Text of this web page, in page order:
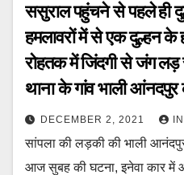
ससुराल पहुंचने से पहले ही
हमलावरों में से एक दुल्हन के
रोहतक में जिंदगी से जंग लड़
थाना के गांव भाली आंनदपुर
DECEMBER 2, 2021
सांपला की लड़की की भाली
आज सुबह की घटना, इनेवा कार में